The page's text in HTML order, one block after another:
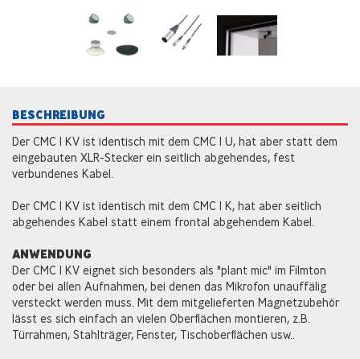
BESCHREIBUNG
Der CMC 1 KV ist identisch mit dem CMC 1 U, hat aber statt dem
eingebauten XLR-Stecker ein seitlich abgehendes, fest
verbundenes Kabel.
Der CMC 1 KV ist identisch mit dem CMC 1 K, hat aber seitlich
abgehendes Kabel statt einem frontal abgehendem Kabel.
ANWENDUNG
Der CMC 1 KV eignet sich besonders als "plant mic" im Filmton
oder bei allen Aufnahmen, bei denen das Mikrofon unauffälig
versteckt werden muss. Mit dem mitgelieferten Magnetzubehör
lässt es sich einfach an vielen Oberflächen montieren, z.B.
Türrahmen, Stahlträger, Fenster, Tischoberflächen usw..